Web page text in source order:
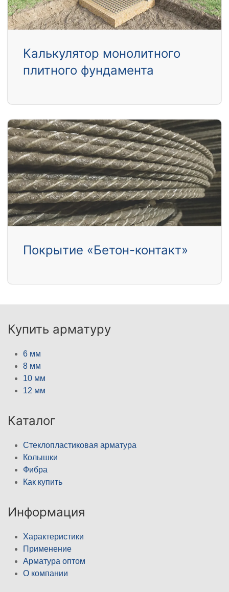
Калькулятор монолитного
плитного фундамента
Покрытие «Бетон-контакт»
Купить арматуру
6 мм
8 мм
10 мм
12 мм
Каталог
Стеклопластиковая арматура
Колышки
Фибра
Как купить
Информация
Характеристики
Применение
Арматура оптом
О компании